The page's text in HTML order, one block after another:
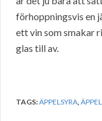
förhoppningsvis en
ett vin som smakar
glas till av.
TAGS:ÄPPELSYRA,